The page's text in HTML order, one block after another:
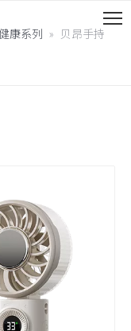
康系列 » 贝昂手持